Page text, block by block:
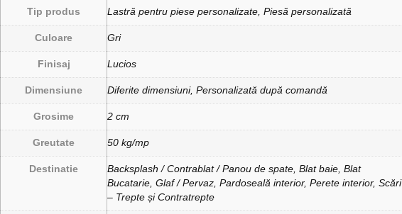
Tip produs Lastră pentru piese personalizate, Piesă personalizată
Culoare Gri
Finisaj Lucios
Dimensiune Diferite dimensiuni, Personalizată după comandă
Grosime 2 cm
Greutate 50 kg/mp
Destinatie
Backsplash / Contrablat / Panou de spate, Blat baie, Blat
Bucatarie, Glaf / Pervaz, Pardoseală interior, Perete interior, Scări
– Trepte și Contratrepte